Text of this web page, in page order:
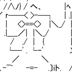
/ へ、 |
>-─┐ | .| : {
＼_/ | : :＼
＼_/ | : : :/
| / ./ | {
└─' . └‐'
| ／ ＼
-''~ -=- .〕i